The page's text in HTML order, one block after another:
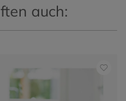
auch: